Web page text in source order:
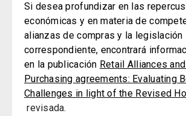
Si desea profundizar en las
económicas y en materia de
alianzas de compras y la legislación
correspondiente, encontrará
en la publicación Retail Alliances
Purchasing agreements: Evaluating
Challenges in light of the Revised
revisada.